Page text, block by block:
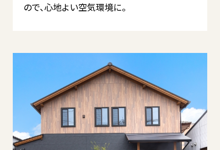
ので、心地よい空気環境に。